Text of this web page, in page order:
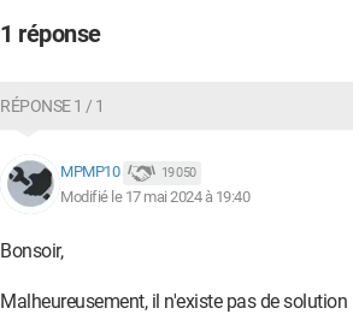
1 réponse
RÉPONSE 1 / 1
MPMP10 19 050
Modifié le 17 mai 2024 à 19:40
Bonsoir,
Malheureusement, il n'existe pas de